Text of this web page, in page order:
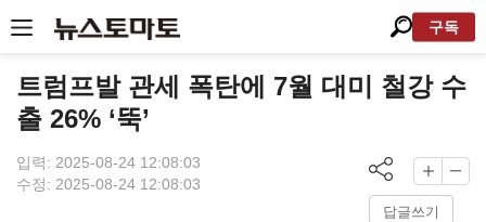
구독
트럼프발 관세 폭탄에 7월 대미 철강 수
출 26% ‘뚝’
입력: 2025-08-24 12:08:03
수정: 2025-08-24 12:08:03
답글쓰기